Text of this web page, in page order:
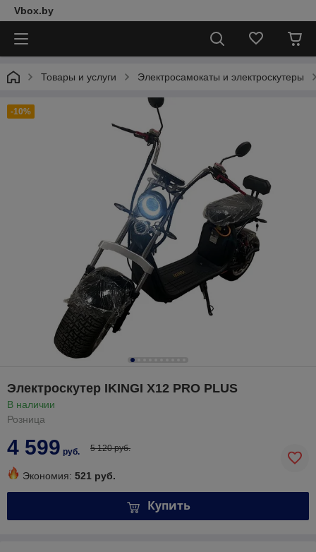
Vbox.by
Товары и услуги Электросамокаты и электроскутеры
-10%
Электроскутер IKINGI X12 PRO PLUS
В наличии
Розница
4 599 руб. 5 120 руб.
Экономия: 521 руб.
Купить